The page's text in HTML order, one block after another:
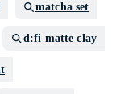
matcha set
d:fi matte clay